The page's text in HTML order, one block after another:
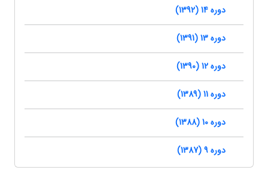
دوره 14 (1392)
دوره 13 (1391)
دوره 12 (1390)
دوره 11 (1389)
دوره 10 (1388)
دوره 9 (1387)